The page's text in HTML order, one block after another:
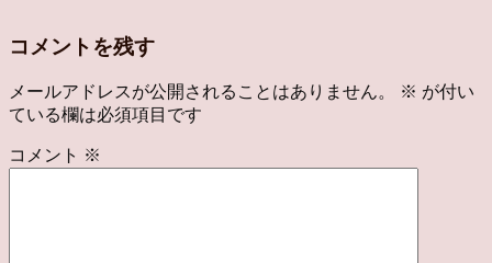
コメントを残す
メールアドレスが公開されることはありません。 ※ が付い
ている欄は必須項目です
コメント ※